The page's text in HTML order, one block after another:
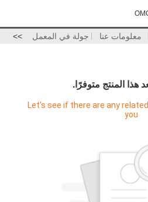
معلومات عنا جولة في المعمل >>
هذا المنتج متوفرًا.
Let's see if there are any
you